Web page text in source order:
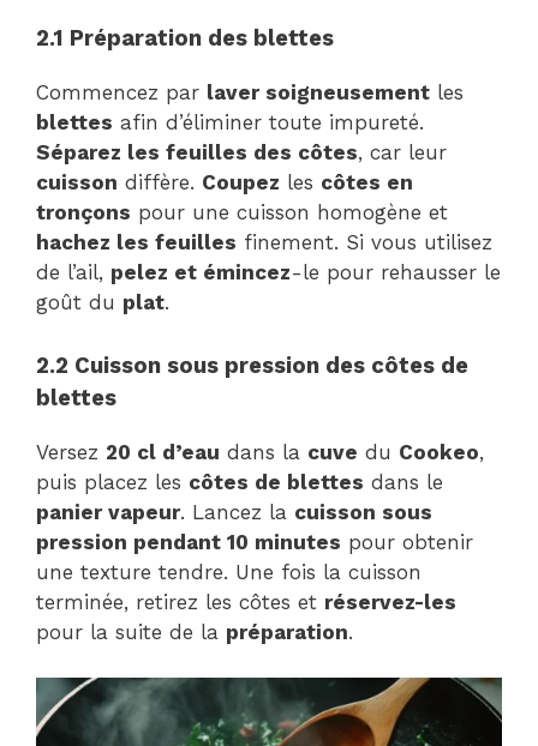
2.1 Préparation des blettes
Commencez par laver soigneusement les
blettes afin d’éliminer toute impureté.
Séparez les feuilles des côtes, car leur
cuisson diffère. Coupez les côtes en
tronçons pour une cuisson homogène et
hachez les feuilles finement. Si vous utilisez
de l’ail, pelez et émincez-le pour rehausser le
goût du plat.
2.2 Cuisson sous pression des côtes de
blettes
Versez 20 cl d’eau dans la cuve du Cookeo,
puis placez les côtes de blettes dans le
panier vapeur. Lancez la cuisson sous
pression pendant 10 minutes pour obtenir
une texture tendre. Une fois la cuisson
terminée, retirez les côtes et réservez-les
pour la suite de la préparation.